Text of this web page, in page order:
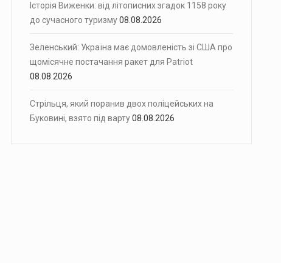
Історія Виженки: від літописних згадок 1158 року
до сучасного туризму08.08.2026
Зеленський: Україна має домовленість зі США про
щомісячне постачання ракет для Patriot
08.08.2026
Стрільця, який поранив двох поліцейських на
Буковині, взято під варту08.08.2026